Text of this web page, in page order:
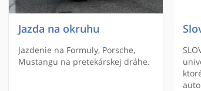
Jazda na okruhu
Jazdenie na Formuly, Porsche,
Mustangu na pretekárskej dráhe.